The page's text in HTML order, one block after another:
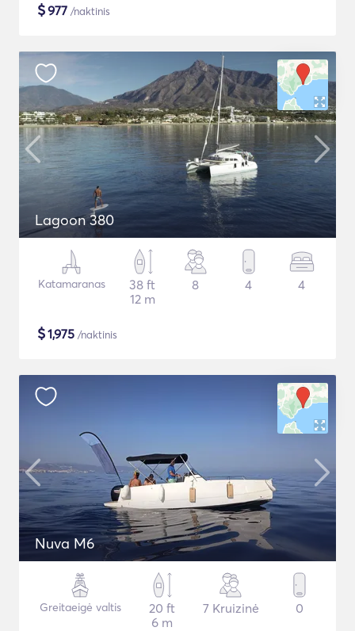
$977 /naktinis
Lagoon 380
Katamaranas
38 ft
12 m
8 4 4
$1,975 /naktinis
Nuva M6
Greitaeigė valtis
20 ft
6 m
7 Kruizinė 0